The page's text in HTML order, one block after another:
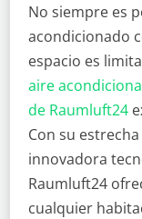
No siempre es
acondicionado
espacio es
aire
de Raumluft24
Con su
innovadora
Raumluft24
cualquier